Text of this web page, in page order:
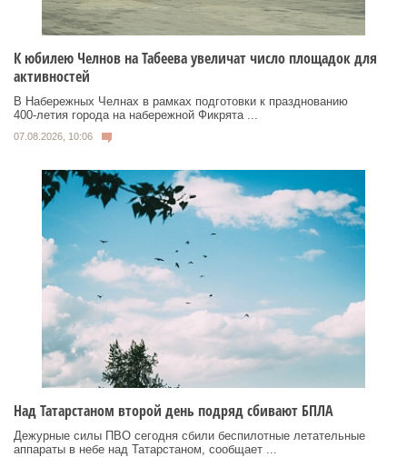
К юбилею Челнов на Табеева увеличат число площадок для
активностей
В Набережных Челнах в рамках подготовки к празднованию
400‑летия города на набережной Фикрята ...
07.08.2026, 10:06
Над Татарстаном второй день подряд сбивают БПЛА
Дежурные силы ПВО сегодня сбили беспилотные летательные
аппараты в небе над Татарстаном, сообщает ...